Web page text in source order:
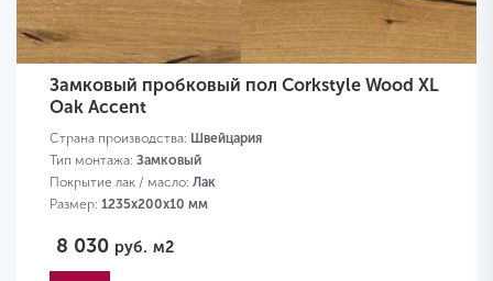
Замковый пробковый пол Corkstyle Wood XL
Oak Accent
Страна производства: Швейцария
Тип монтажа: Замковый
Покрытие лак / масло: Лак
Размер: 1235х200х10 мм
8 030 руб. м2